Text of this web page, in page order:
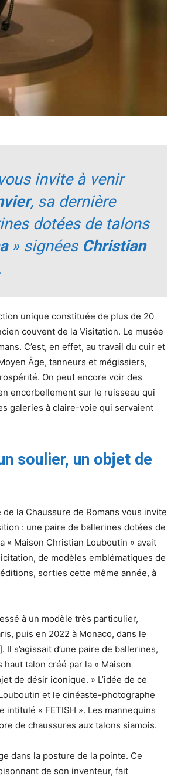
invite à venir
, sa dernière
dotées de talons
» signées Christian
unique constituée de plus de 20
couvent de la Visitation. Le musée
C’est, en effet, au travail du cuir et
Âge, tanneurs et mégissiers,
On peut encore voir des
encorbellement sur le ruisseau qui
galeries à claire-voie qui servaient
soulier, un objet de
la Chaussure de Romans vous invite
: une paire de ballerines dotées de
« Maison Christian Louboutin » avait
de modèles emblématiques de
sorties cette même année, à
à un modèle très particulier,
puis en 2022 à Monaco, dans le
s’agissait d’une paire de ballerines,
haut talon créé par la « Maison
de désir iconique. » L’idée de ce
et le cinéaste-photographe
intitulé « FETISH ». Les mannequins
de chaussures aux talons siamois.
dans la posture de la pointe. Ce
de son inventeur, fait